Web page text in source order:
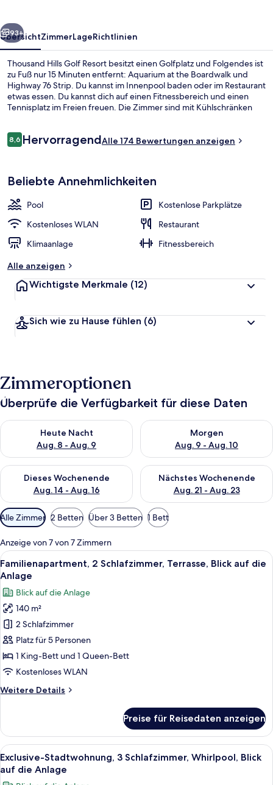
Weiter
93+
ÜbersichtZimmerLageRichtlinien
Thousand Hills Golf Resort besitzt einen Golfplatz und Folgendes ist
zu Fuß nur 15 Minuten entfernt: Aquarium at the Boardwalk und
Highway 76 Strip. Du kannst im Innenpool baden oder im Restaurant
etwas essen. Du kannst dich auf einen Fitnessbereich und einen
Tennisplatz im Freien freuen. Die Zimmer sind mit Kühlschränken
Bewertungen
8,68,6 von 10.
HervorragendAlle 174 Bewertungen anzeigen
Beliebte Annehmlichkeiten
Pool
Kostenlose Parkplätze
Kostenloses WLAN
Restaurant
Klimaanlage
Fitnessbereich
Alle anzeigen
Wichtigste Merkmale (12)
Sich wie zu Hause fühlen (6)
Zimmeroptionen
Überprüfe die Verfügbarkeit für diese Daten
Heute Nacht
Aug. 8 - Aug. 9
Überprüfe die Verfügbarkeit für heute Nacht, Aug. 8 - Aug. 9.
Morgen
Aug. 9 - Aug. 10
Überprüfe die Verfügbarkeit
Dieses Wochenende
Aug. 14 - Aug. 16
Überprüfe die Verfügbarkeit für dieses Wochenende, Aug. 14
Nächstes Wochenende
Aug. 21 - Aug. 23
Überprüfe die Verfügbarkeit
Verfügbare
Filter
für
Zimmer
Alle Zimmer 2 Betten Über 3 Betten 1 Bett
Anzeige von 7 von 7 Zimmern
Alle
Fotos
für
Familienapartment,
2 Schlafzimmer,
Terrasse,
Blick
auf
die
anzeigen
Ein Wohnzimmer mit einer Couch,
11
Familienapartment, 2 Schlafzimmer, Terrasse, Blick auf die
Anlage
Blick auf die Anlage
140 m²
2 Schlafzimmer
Platz für 5 Personen
1 King-Bett und 1 Queen-Bett
Kostenloses WLAN
Weitere Details
Weitere
2 Schlafzimmer,
Terrasse,
Blick
auf
Preise für Reisedaten anzeigen
Alle
Fotos
für
Ein eingeschossiges Haus mit
15
Exclusive-Stadtwohnung, 3 Schlafzimmer, Whirlpool, Blick
auf die Anlage